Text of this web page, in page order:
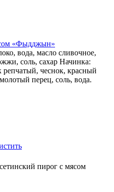
«Фыдджын»
вода, масло сливочное,
соль, сахар Начинка:
репчатый, чеснок, красный
перец, соль, вода.
пирог с мясом